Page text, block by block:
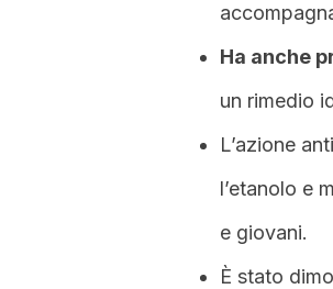
Ha anche
un rimedio
L’azione
l’etanolo e
e giovani.
È stato